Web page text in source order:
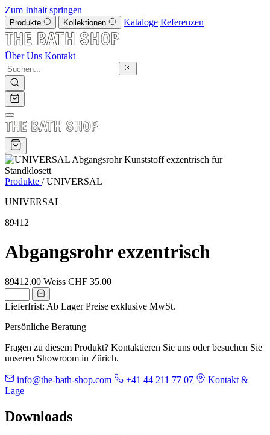
Zum Inhalt springen
Produkte Kollektionen Kataloge Referenzen
Über Uns Kontakt
Produkte / UNIVERSAL
UNIVERSAL
89412
Abgangsrohr exzentrisch
89412.00 Weiss CHF 35.00
Lieferfrist: Ab Lager Preise exklusive MwSt.
Persönliche Beratung
Fragen zu diesem Produkt? Kontaktieren Sie uns oder besuchen Sie
unseren Showroom in Zürich.
info@the-bath-shop.com +41 44 211 77 07
Kontakt &
Lage
Downloads